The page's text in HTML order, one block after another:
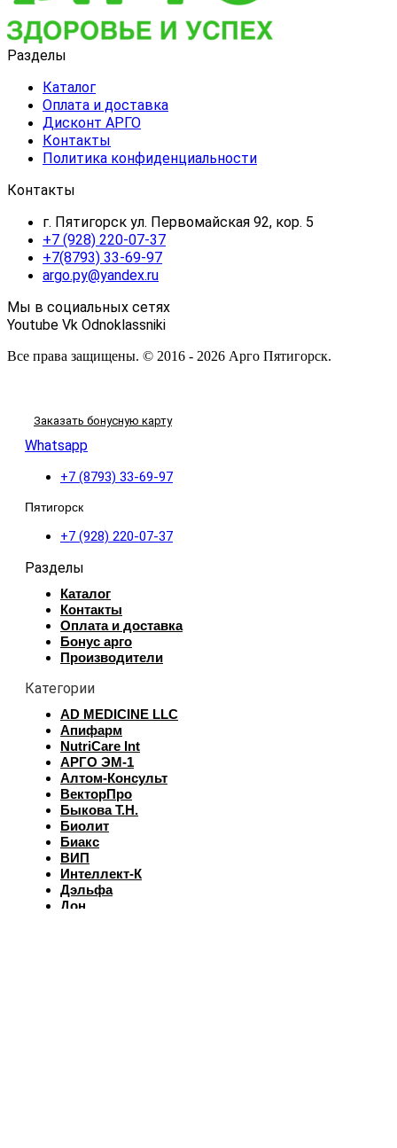
Разделы
Каталог
Оплата и доставка
Дисконт АРГО
Контакты
Политика конфиденциальности
Контакты
г. Пятигорск ул. Первомайская 92, кор. 5
+7 (928) 220-07-37
+7(8793) 33-69-97
argo.py@yandex.ru
Мы в социальных сетях
Youtube Vk Odnoklassniki
Все права защищены. © 2016 - 2026 Арго Пятигорск.
Заказать бонусную карту
Whatsapp
+7 (8793) 33-69-97
Пятигорск
+7 (928) 220-07-37
Разделы
Каталог
Контакты
Оплата и доставка
Бонус арго
Производители
Категории
AD MEDICINE LLC
Апифарм
NutriCare Int
АРГО ЭМ-1
Алтом-Консульт
ВекторПро
Быкова Т.Н.
Биолит
Биакс
ВИП
Интеллект-К
Дэльфа
Дон